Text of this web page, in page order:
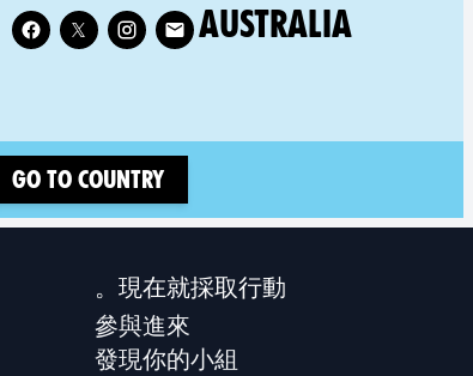
RELATED COUNTRY GROUP:
AUSTRALIA
Follow XR Australia on
Go to country
現在就採取行動。
參與進來
發現你的小組